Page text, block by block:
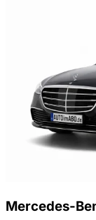
Mercedes-